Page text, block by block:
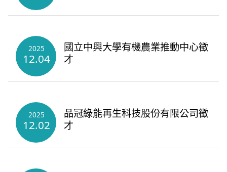
2025
12.04
國立中興大學有機農業推動中心徵
才
2025
12.02
品冠綠能再生科技股份有限公司徵
才